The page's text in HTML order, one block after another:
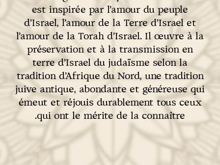
est inspirée par l’amour du peuple
d’Israel, l’amour de la Terre d’Israel et
l’amour de la Torah d’Israel. Il œuvre à la
préservation et à la transmission en
terre d’Israel du judaïsme selon la
tradition d’Afrique du Nord, une tradition
juive antique, abondante et généreuse qui
émeut et réjouis durablement tous ceux
qui ont le mérite de la connaître.